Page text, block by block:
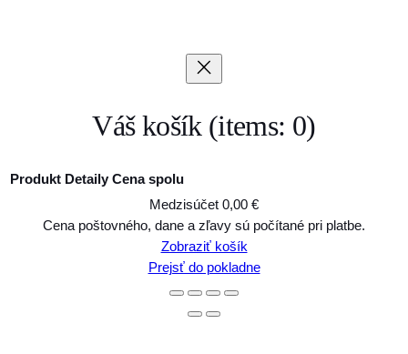
Váš košík (items: 0)
Produkty
Produkt Detaily Cena spolu
Medzisúčet 0,00 €
Cena poštovného, dane a zľavy sú počítané pri platbe.
Zobraziť košík
Prejsť do pokladne